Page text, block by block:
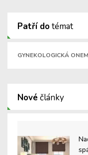
Patří dotémat
GYNEKOLOGICKÁ
Nové články